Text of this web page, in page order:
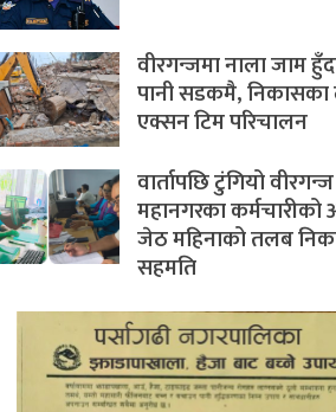
वीरगन्जमा नाला जाम
पानी सडकमै, निकासका
एक्सन टिम परिचालन
वार्तापछि टुंगियो वीरगन्ज
महानगरका
जेठ महिनाको तलब
सहमति